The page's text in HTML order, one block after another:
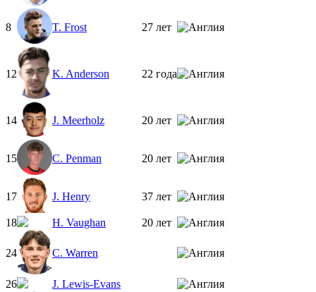
8 T. Frost 27 лет
12 K. Anderson 22 года
14 J. Meerholz 20 лет
15 C. Penman 20 лет
17 J. Henry 37 лет
18 H. Vaughan 20 лет
24 C. Warren
26 J. Lewis-Evans